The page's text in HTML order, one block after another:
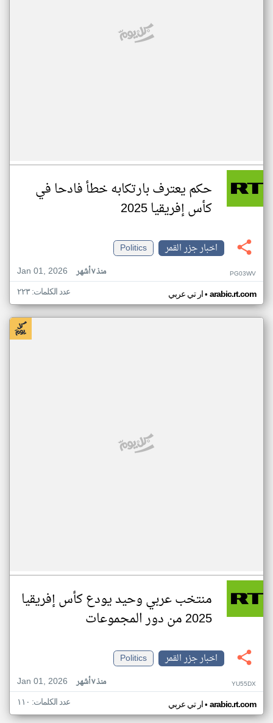
حكم يعترف بارتكابه خطأ فادحا في
كأس إفريقيا 2025
اخبار جزر القمر
Politics
Jan 01, 2026
منذ ٧ أشهر PG03WV
ار تي عربي• arabic.rt.com عدد الكلمات: ٢٢٣
منتخب عربي وحيد يودع كأس إفريقيا
2025 من دور المجموعات
اخبار جزر القمر
Politics
Jan 01, 2026
منذ ٧ أشهر YU55DX
ار تي عربي• arabic.rt.com عدد الكلمات: ١١٠